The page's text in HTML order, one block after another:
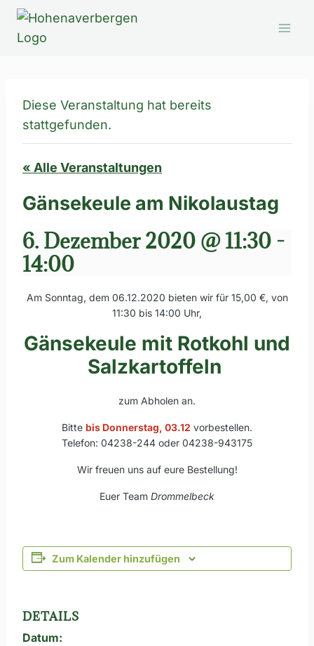
Zum
springen
Diese Veranstaltung hat bereits
stattgefunden.
« Alle Veranstaltungen
Gänsekeule am Nikolaustag
6. Dezember 2020 @ 11:30 -
14:00
Am Sonntag, dem 06.12.2020 bieten wir für 15,00 €, von
11:30 bis 14:00 Uhr,
Gänsekeule mit Rotkohl und
Salzkartoffeln
zum Abholen an.
Bitte bis Donnerstag, 03.12 vorbestellen.
Telefon: 04238-244 oder 04238-943175
Wir freuen uns auf eure Bestellung!
Euer Team Drommelbeck
Zum Kalender hinzufügen
DETAILS
Datum: